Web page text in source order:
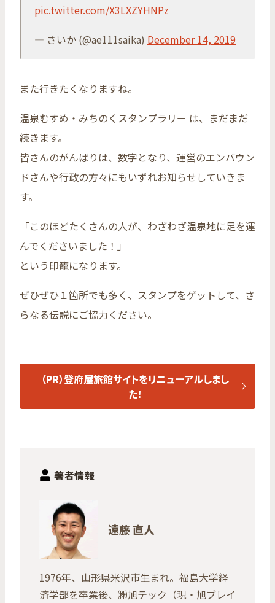
pic.twitter.com/X3LXZYHNPz
— さいか (@ae111saika) December 14, 2019
また行きたくなりますね。
温泉むすめ・みちのくスタンプラリー は、まだまだ
続きます。
皆さんのがんばりは、数字となり、運営のエンバウン
ドさんや行政の方々にもいずれお知らせしていきま
す。
「このほどたくさんの人が、わざわざ温泉地に足を運
んでくださいました！」
という印籠になります。
ぜひぜひ１箇所でも多く、スタンプをゲットして、さ
らなる伝説にご協力ください。
（PR）登府屋旅館サイトをリニューアルしまし
た！
著者情報
遠藤 直人
1976年、山形県米沢市生まれ。福島大学経
済学部を卒業後、㈱旭テック（現・旭ブレイ